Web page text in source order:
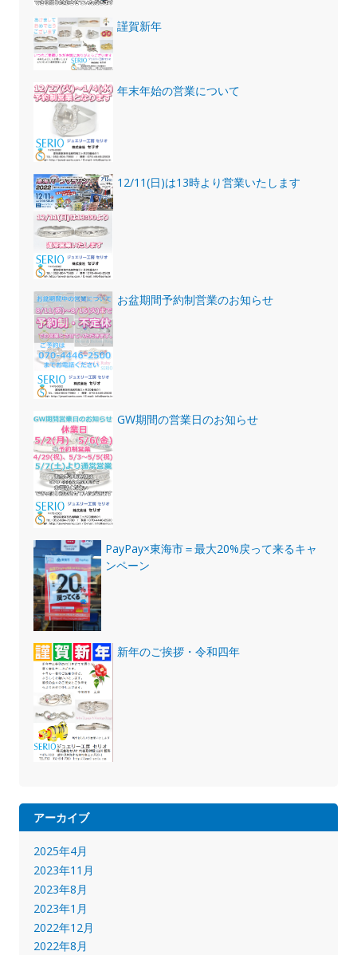
謹賀新年
年末年始の営業について
12/11(日)は13時より営業いたします
お盆期間予約制営業のお知らせ
GW期間の営業日のお知らせ
PayPay×東海市＝最大20%戻って来るキャ
ンペーン
新年のご挨拶・令和四年
アーカイブ
2025年4月
2023年11月
2023年8月
2023年1月
2022年12月
2022年8月